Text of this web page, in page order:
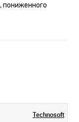
пониженного
Technosoft